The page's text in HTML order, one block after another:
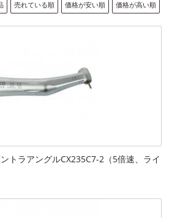
売れている順 価格が安い順 価格が高い順
トラアングルCX235C7-2（5倍速、ライ